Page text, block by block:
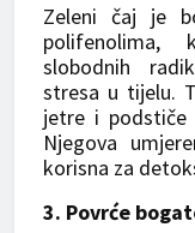
Zeleni čaj je
polifenolima,
slobodnih
stresa u tijelu.
jetre i podstiče
Njegova
korisna za
3. Povrće